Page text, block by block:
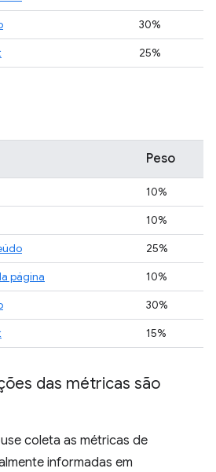
30%
25%
Peso
10%
10%
25%
página
10%
30%
15%
das métricas são
coleta as métricas de
informadas em